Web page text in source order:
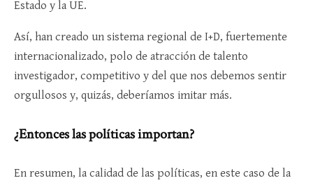
Estado y la UE.
Así, han creado un sistema regional de I+D, fuertemente
internacionalizado, polo de atracción de talento
investigador, competitivo y del que nos debemos sentir
orgullosos y, quizás, deberíamos imitar más.
¿Entonces las políticas importan?
En resumen, la calidad de las políticas, en este caso de la